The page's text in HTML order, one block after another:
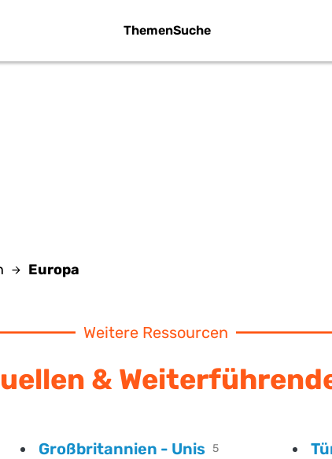
ThemenSuche
Europa
Weitere Ressourcen
&
Großbritannien - Unis 5